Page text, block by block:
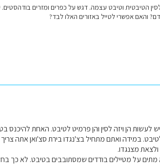
ביוני הקרוב לסין הטיבטית וטיבט עצמה. דגש על כפרים ומזרים
והאם אפשרי לטייל באזורים האלו לבד?
לעשות הן ויזה לסין והן פרמיט לטיבט. האחת להיכנס
במידה ואתם מתחיל בצ'נגדו בירת סצ'ואן אתה
מצנגדו.
מתים על מטיילים בודדים שמסתובבים בטיבט. לא כך